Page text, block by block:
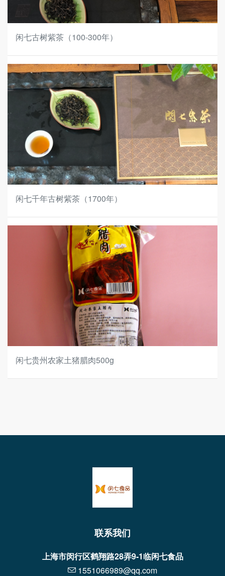
闲七古树紫茶（100-300年）
闲七千年古树紫茶（1700年）
闲七贵州农家土猪腊肉500g
联系我们
上海市闵行区鹤翔路28弄9-1临闲七食品
1551066989@qq.com